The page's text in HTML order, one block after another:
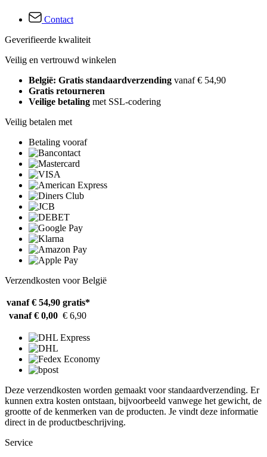
Contact
Geverifieerde kwaliteit
Veilig en vertrouwd winkelen
België: Gratis standaardverzending vanaf € 54,90
Gratis retourneren
Veilige betaling met SSL-codering
Veilig betalen met
Betaling vooraf
Verzendkosten voor België
vanaf € 54,90 gratis*
vanaf € 0,00 € 6,90
Deze verzendkosten worden gemaakt voor standaardverzending. Er
kunnen extra kosten ontstaan, bijvoorbeeld vanwege het gewicht, de
grootte of de kenmerken van de producten. Je vindt deze informatie
direct in de productbeschrijving.
Service